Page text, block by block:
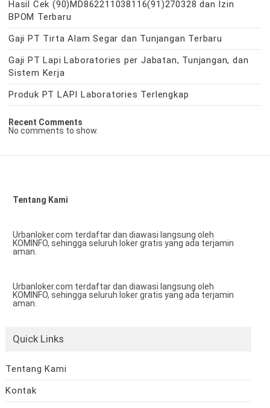
Hasil Cek (90)MD862211038116(91)270328 dan Izin
BPOM Terbaru
Gaji PT Tirta Alam Segar dan Tunjangan Terbaru
Gaji PT Lapi Laboratories per Jabatan, Tunjangan, dan
Sistem Kerja
Produk PT LAPI Laboratories Terlengkap
Recent Comments
No comments to show.
Tentang Kami
Urbanloker.com terdaftar dan diawasi langsung oleh
KOMINFO, sehingga seluruh loker gratis yang ada terjamin
aman.
Urbanloker.com terdaftar dan diawasi langsung oleh
KOMINFO, sehingga seluruh loker gratis yang ada terjamin
aman.
Quick Links
Tentang Kami
Kontak